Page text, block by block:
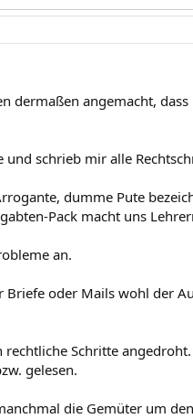
dermaßen angemacht,
schrieb mir alle
dumme Pute
Pack macht uns
an.
oder Mails wohl der
Schritte angedroht.
gelesen.
die Gemüter um